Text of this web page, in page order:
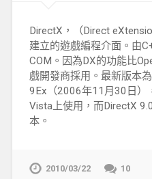
DirectX，（Direct
建立的遊戲編程介面。由
COM。因為DX的功能比
戲開發商採用。最新版本
9Ex（2006年11月30日）
Vista上使用，而DirectX
本。
2010/03/22 10